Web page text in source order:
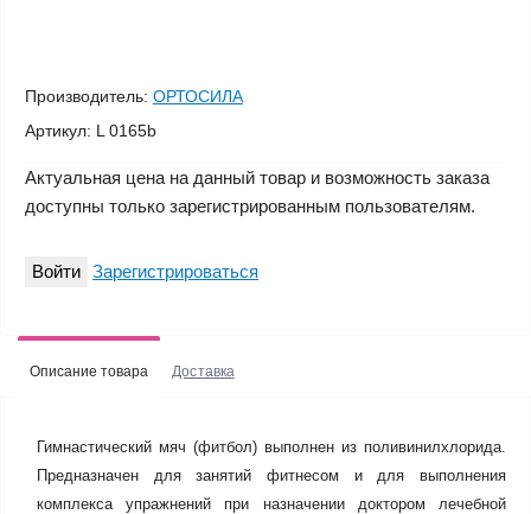
Производитель: ОРТОСИЛА
Артикул: L 0165b
Актуальная цена на данный товар и возможность заказа
доступны только зарегистрированным пользователям.
Войти Зарегистрироваться
Описание товара Доставка
Гимнастический мяч (фитбол) выполнен из поливинилхлорида.
Предназначен для занятий фитнесом и для выполнения
комплекса упражнений при назначении доктором лечебной